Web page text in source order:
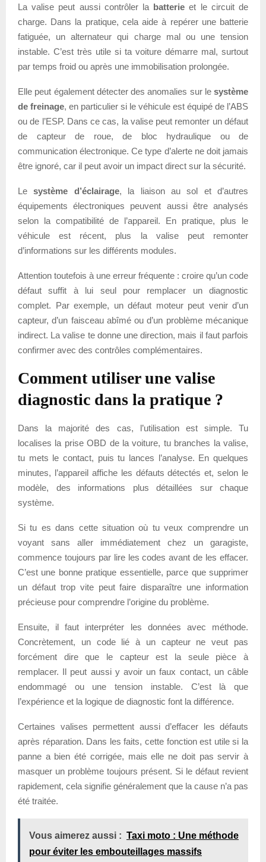
La valise peut aussi contrôler la batterie et le circuit de
charge. Dans la pratique, cela aide à repérer une batterie
fatiguée, un alternateur qui charge mal ou une tension
instable. C’est très utile si ta voiture démarre mal, surtout
par temps froid ou après une immobilisation prolongée.
Elle peut également détecter des anomalies sur le système
de freinage, en particulier si le véhicule est équipé de l’ABS
ou de l’ESP. Dans ce cas, la valise peut remonter un défaut
de capteur de roue, de bloc hydraulique ou de
communication électronique. Ce type d’alerte ne doit jamais
être ignoré, car il peut avoir un impact direct sur la sécurité.
Lesystème d’éclairage, la liaison au sol et d’autres
équipements électroniques peuvent aussi être analysés
selon la compatibilité de l’appareil. En pratique, plus le
véhicule est récent, plus la valise peut remonter
d’informations sur les différents modules.
Attention toutefois à une erreur fréquente : croire qu’un code
défaut suffit à lui seul pour remplacer un diagnostic
complet. Par exemple, un défaut moteur peut venir d’un
capteur, d’un faisceau abîmé ou d’un problème mécanique
indirect. La valise te donne une direction, mais il faut parfois
confirmer avec des contrôles complémentaires.
Comment utiliser une valise
diagnostic dans la pratique ?
Dans la majorité des cas, l’utilisation est simple. Tu
localises la prise OBD de la voiture, tu branches la valise,
tu mets le contact, puis tu lances l’analyse. En quelques
minutes, l’appareil affiche les défauts détectés et, selon le
modèle, des informations plus détaillées sur chaque
système.
Si tu es dans cette situation où tu veux comprendre un
voyant sans aller immédiatement chez un garagiste,
commence toujours par lire les codes avant de les effacer.
C’est une bonne pratique essentielle, parce que supprimer
un défaut trop vite peut faire disparaître une information
précieuse pour comprendre l’origine du problème.
Ensuite, il faut interpréter les données avec méthode.
Concrètement, un code lié à un capteur ne veut pas
forcément dire que le capteur est la seule pièce à
remplacer. Il peut aussi y avoir un faux contact, un câble
endommagé ou une tension instable. C’est là que
l’expérience et la logique de diagnostic font la différence.
Certaines valises permettent aussi d’effacer les défauts
après réparation. Dans les faits, cette fonction est utile si la
panne a bien été corrigée, mais elle ne doit pas servir à
masquer un problème toujours présent. Si le défaut revient
rapidement, cela signifie généralement que la cause n’a pas
été traitée.
Vous aimerez aussi : Taxi moto : Une méthode
pour éviter les embouteillages massifs